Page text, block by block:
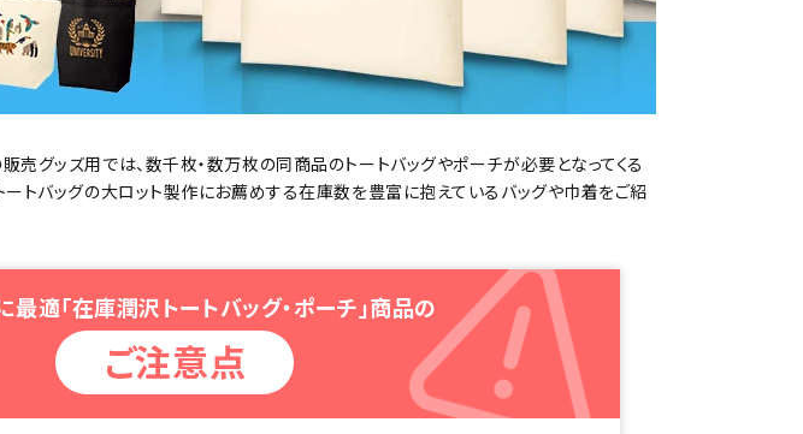
売グッズ用では、数千枚・数万枚の同商品のトートバッグやポーチが必要となってくる
ートバッグの大ロット製作にお薦めする在庫数を豊富に抱えているバッグや巾着をご紹
最適「在庫潤沢トートバッグ・ポーチ」商品の
ご注意点